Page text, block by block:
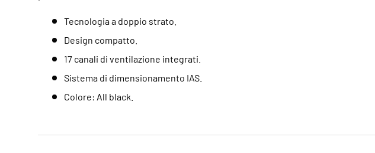
Tecnologia a doppio strato.
Design compatto.
17 canali di ventilazione integrati.
Sistema di dimensionamento IAS.
Colore: All black.